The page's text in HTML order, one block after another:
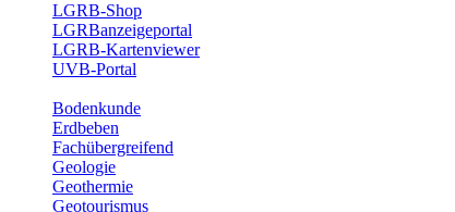
LGRB-Shop
LGRBanzeigeportal
LGRB-Kartenviewer
UVB-Portal
Bodenkunde
Erdbeben
Fachübergreifend
Geologie
Geothermie
Geotourismus